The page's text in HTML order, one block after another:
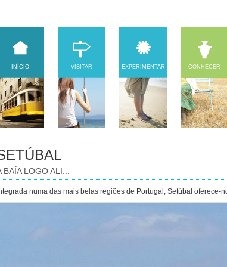
INÍCIO VISITAR EXPERIMENTAR CONHECER
BAÍA LOGO ALI...
numa das mais belas regiões de Portugal, Setúbal oferece-